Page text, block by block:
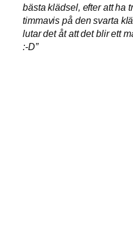
bästa klädsel, efter att ha
timmavis på den svarta
lutar det åt att det blir ett
:-D”